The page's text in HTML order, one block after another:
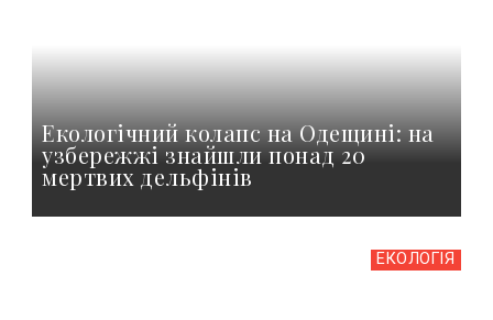
Екологічний колапс на Одещині: на
узбережжі знайшли понад 20
мертвих дельфінів
ЕКОЛОГІЯ